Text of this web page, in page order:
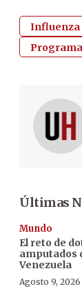
Influenza
Últimas
Mundo
El reto de
amputados
Venezuela
Agosto 9, 2026